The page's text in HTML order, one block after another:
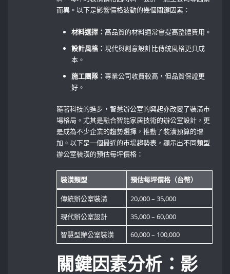
而異。以下是影響價格波動的幾個關鍵因素：
材料選擇：高品質的材料通常會提高整體費用。
設計風格：現代與創意設計比傳統風格更具成
本。
施工團隊：專業公司收費較高，但品質保證更
好。
隨著科技的進步，智慧辦公室的興起亦改變了裝潢市
場格局。尤其是融合智能家居技術的辦公室設計，更
是成為不少企業的趨勢選擇，推動了裝潢預算的增
加。以下是一個最近的市場趨勢表，顯示出不同類型
辦公室裝潢的預估每坪價格：
裝潢類型 預估每坪價格（台幣）
傳統辦公室裝潢
20,000 – 35,000
現代辦公室設計
35,000 – 60,000
智慧型辦公室裝潢
60,000 – 100,000
關鍵因素分析：影